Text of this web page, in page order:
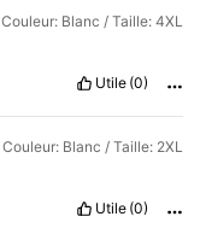
Couleur: Blanc / Taille: 4XL
Utile (0)
Couleur: Blanc / Taille: 2XL
Utile (0)